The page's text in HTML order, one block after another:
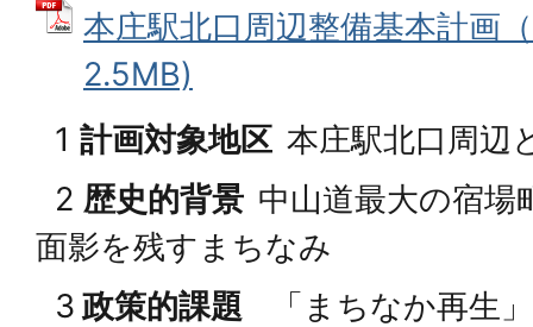
本庄駅北口周辺整備基本計画
2.5MB)
1 計画対象地区 本庄駅北口周辺
2 歴史的背景 中山道最大の宿場
面影を残すまちなみ
3政策的課題 「まちなか再生